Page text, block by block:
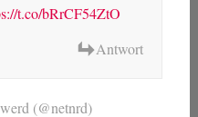
t.co/bRrCF54ZtO
Antwort
(@netnrd)